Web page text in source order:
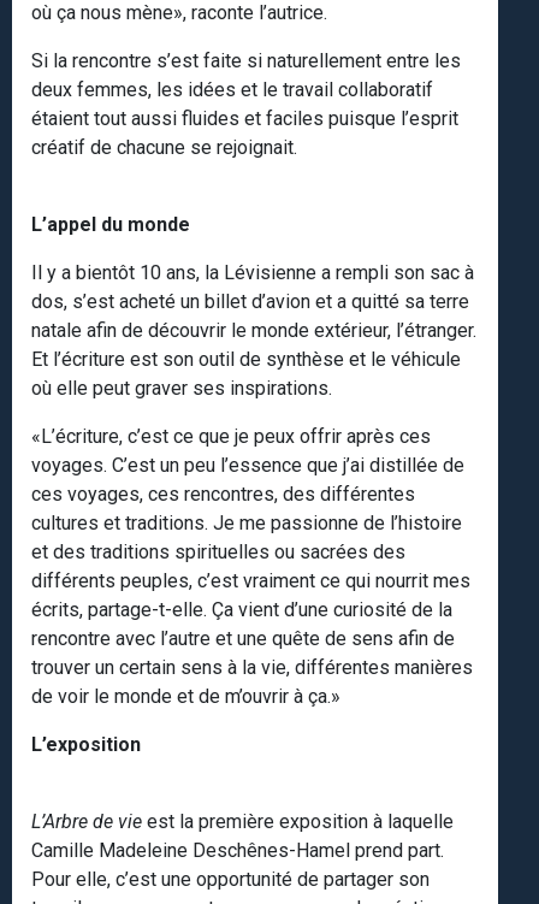
où ça nous mène», raconte l’autrice.
Si la rencontre s’est faite si naturellement entre les
deux femmes, les idées et le travail collaboratif
étaient tout aussi fluides et faciles puisque l’esprit
créatif de chacune se rejoignait.
L’appel du monde
Il y a bientôt 10 ans, la Lévisienne a rempli son sac à
dos, s’est acheté un billet d’avion et a quitté sa terre
natale afin de découvrir le monde extérieur, l’étranger.
Et l’écriture est son outil de synthèse et le véhicule
où elle peut graver ses inspirations.
«L’écriture, c’est ce que je peux offrir après ces
voyages. C’est un peu l’essence que j’ai distillée de
ces voyages, ces rencontres, des différentes
cultures et traditions. Je me passionne de l’histoire
et des traditions spirituelles ou sacrées des
différents peuples, c’est vraiment ce qui nourrit mes
écrits, partage-t-elle. Ça vient d’une curiosité de la
rencontre avec l’autre et une quête de sens afin de
trouver un certain sens à la vie, différentes manières
de voir le monde et de m’ouvrir à ça.»
L’exposition
L’Arbre de vie est la première exposition à laquelle
Camille Madeleine Deschênes-Hamel prend part.
Pour elle, c’est une opportunité de partager son